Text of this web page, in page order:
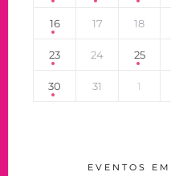
16 17 18
23 24 25
30 31 1
EVENTOS EM